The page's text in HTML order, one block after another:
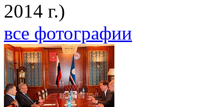
2014 г.)
все фотографии